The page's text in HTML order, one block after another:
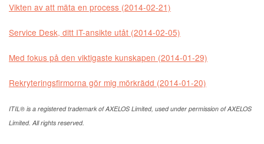
Vikten av att mäta en process (2014-02-21)
Service Desk, ditt IT-ansikte utåt (2014-02-05)
Med fokus på den viktigaste kunskapen (2014-01-29)
Rekryteringsfirmorna gör mig mörkrädd (2014-01-20)
ITIL® is a registered trademark of AXELOS Limited, used under permission of AXELOS
Limited. All rights reserved.